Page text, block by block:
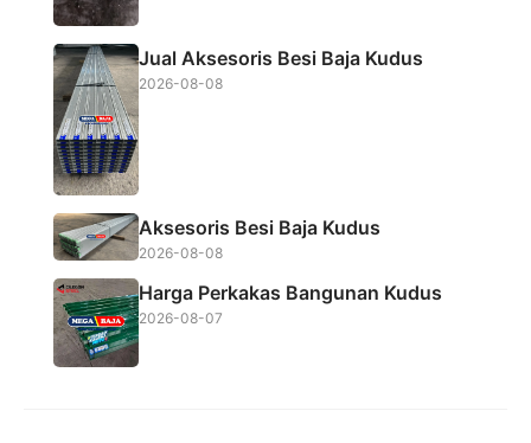
Jual Aksesoris Besi Baja Kudus
2026-08-08
Aksesoris Besi Baja Kudus
2026-08-08
Harga Perkakas Bangunan Kudus
2026-08-07